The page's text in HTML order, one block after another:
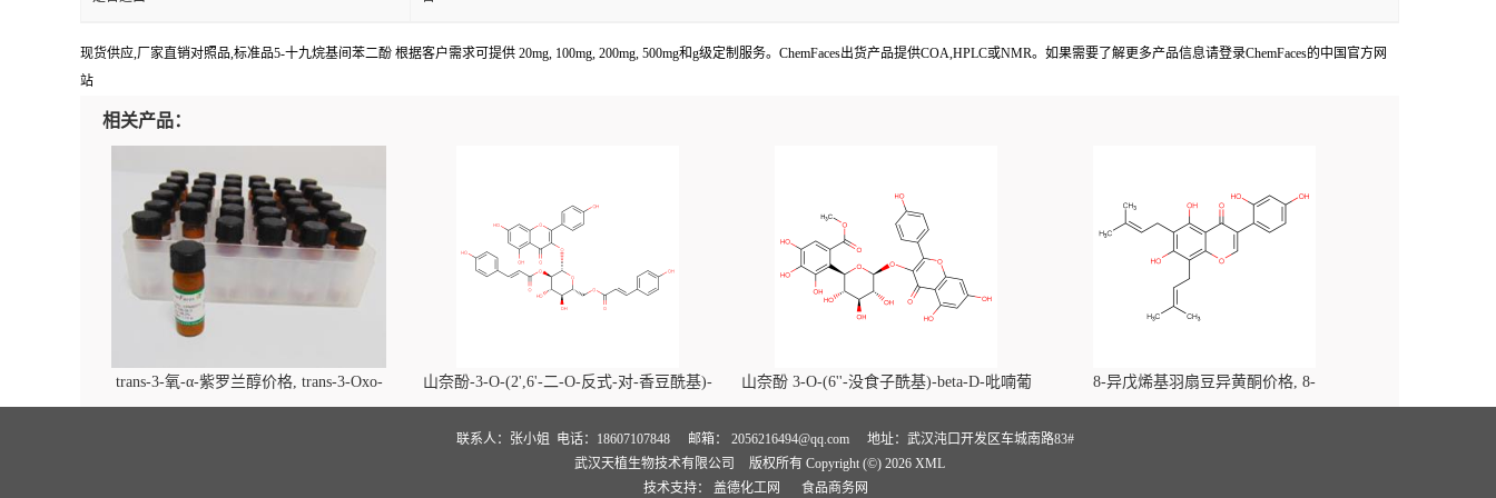
现货供应,厂家直销对照品,标准品5-十九烷基间苯二酚 根据客户需求可提供 20mg, 100mg, 200mg, 500mg和g级定制服务。ChemFaces出货产品提供COA,HPLC或NMR。如果需要了解更多产品信息请登录ChemFaces的中国官方网
站
相关产品：
trans-3-氧-α-紫罗兰醇价格, trans-3-Oxo-
alpha-ionol对照品, CAS号:896107-70-3
山奈酚-3-O-(2',6'-二-O-反式-对-香豆酰基)-
beta-D-吡喃葡萄糖苷价格, Kaempferol-3-O-
(2',6'-di-O-trans-p-coumaroyl)-beta-D-
glucopyranoside对照品, CAS号:121651-61-4
山奈酚 3-O-(6''-没食子酰基)-beta-D-吡喃葡
萄糖苷价格, Kaempferol 3-O-(6''-galloyl)-
beta-D-glucopyranoside对照品, CAS
号:56317-05-6
8-异戊烯基羽扇豆异黄酮价格, 8-
Prenylluteone对照品, CAS号:125002-91-7
联系人：张小姐 电话：18607107848 邮箱： 2056216494@qq.com
地址：武汉沌口开发区车城南路83#
武汉天植生物技术有限公司
版权所有 Copyright (©) 2026 XML
技术支持： 盖德化工网 食品商务网